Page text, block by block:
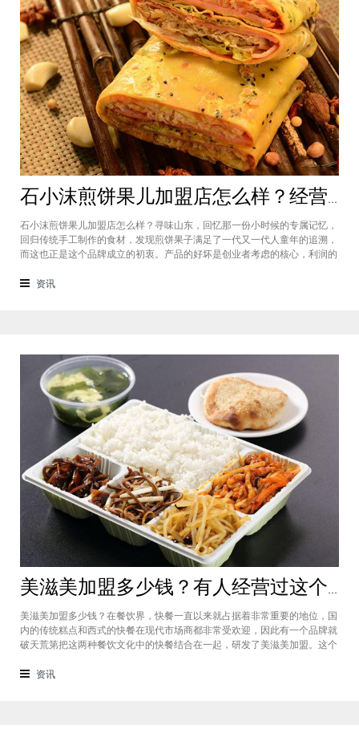
石小沫煎饼果儿加盟店怎么样？经营煎饼果子店利润如何
石小沫煎饼果儿加盟店怎么样？寻味山东，回忆那一份小时候的专属记忆，
回归传统手工制作的食材，发现煎饼果子满足了一代又一代人童年的追溯，
而这也正是这个品牌成立的初衷。产品的好坏是创业者考虑的核心，利润的
儿加盟怎么样？适不适合加盟？能赚钱吗？下面小编将为大家解答这些问
资讯
美滋美加盟多少钱？有人经营过这个快餐品牌吗
美滋美加盟多少钱？在餐饮界，快餐一直以来就占据着非常重要的地位，国
内的传统糕点和西式的快餐在现代市场商都非常受欢迎，因此有一个品牌就
破天荒第把这两种餐饮文化中的快餐结合在一起，研发了美滋美加盟。这个
吗，加盟费是多少？美滋美加盟多少钱？这个品牌是进来十分火爆的一个餐
资讯